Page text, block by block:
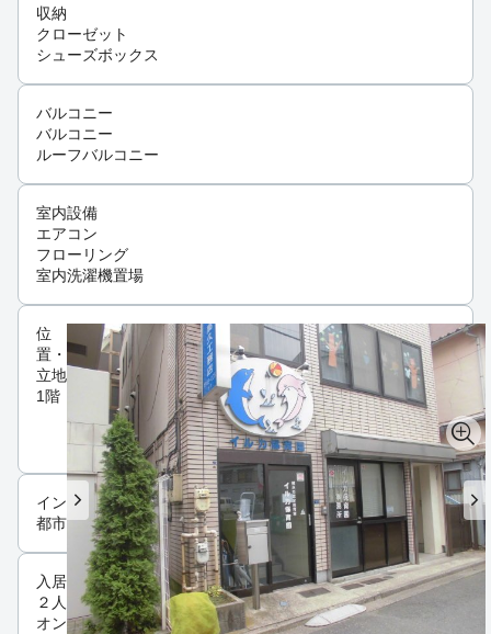
収納
クローゼット
シューズボックス
バルコニー
バルコニー
ルーフバルコニー
室内設備
エアコン
フローリング
室内洗濯機置場
位
置・
立地
1階
インフラ
都市ガス
入居条件
２人入居可
オンライン相談可